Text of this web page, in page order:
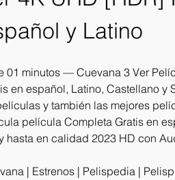
y Latino
01 minutos — Cuevana 3 Ver
en español, Latino, Castellano y
y también las mejores
película Completa Gratis en
hasta en calidad 2023 HD con
| Estrenos | Pelispedia |